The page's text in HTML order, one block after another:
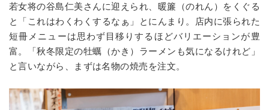
若女将の谷島仁美さんに迎えられ、暖簾（のれん）をくぐる
と「これはわくわくするなぁ」とにんまり。店内に張られた
短冊メニューは思わず目移りするほどバリエーションが豊
富。「秋冬限定の牡蠣（かき）ラーメンも気になるけれど」
と言いながら、まずは名物の焼売を注文。